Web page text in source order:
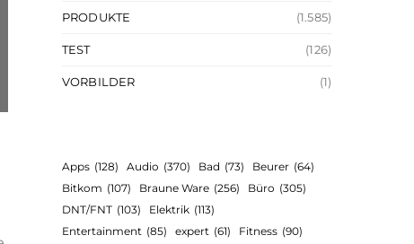
PRODUKTE (1.585)
TEST (126)
VORBILDER (1)
Apps (128) Audio (370) Bad (73) Beurer (64)
Bitkom (107) Braune Ware (256) Büro (305)
DNT/FNT (103) Elektrik (113)
Entertainment (85) expert (61) Fitness (90)